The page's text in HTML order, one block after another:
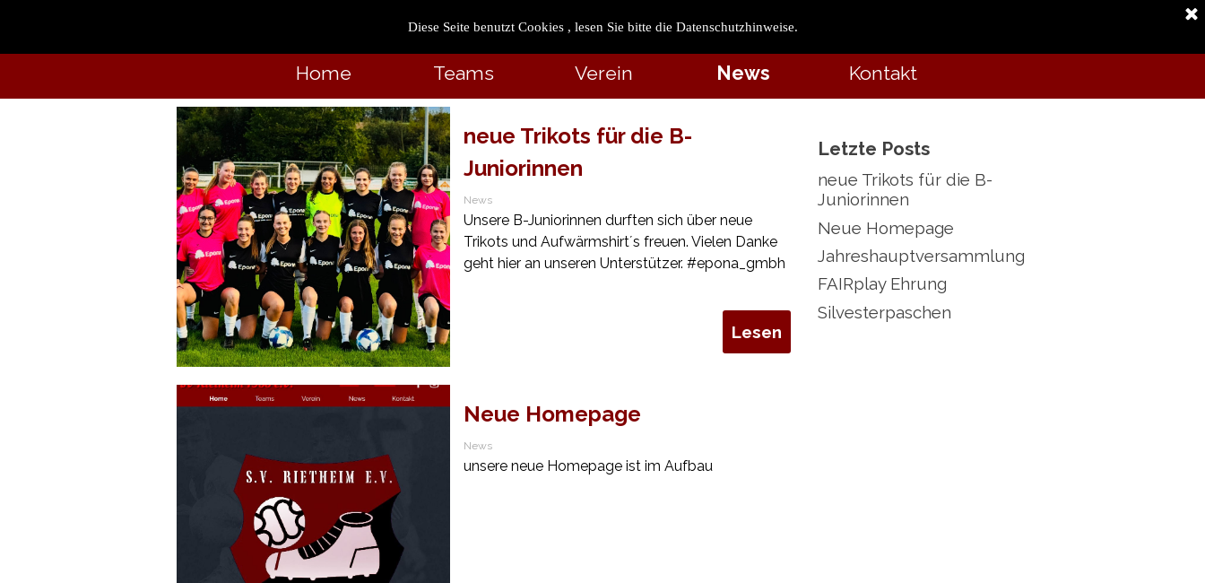
Diese Seite benutzt Cookies , lesen Sie bitte die Datenschutzhinweise.
Home Teams Verein News Kontakt
SV Rietheim 1955 e.V. Impressum Datenschutz
Shop
neue Trikots für die B-
Juniorinnen
News
Unsere B-Juniorinnen durften sich über neue
Trikots und Aufwärmshirt´s freuen. Vielen Danke
geht hier an unseren Unterstützer. #epona_gmbh
Lesen
Neue Homepage
News
unsere neue Homepage ist im Aufbau
Letzte Posts
neue Trikots für die B-
Juniorinnen
Neue Homepage
Jahreshauptversammlung
FAIRplay Ehrung
Silvesterpaschen